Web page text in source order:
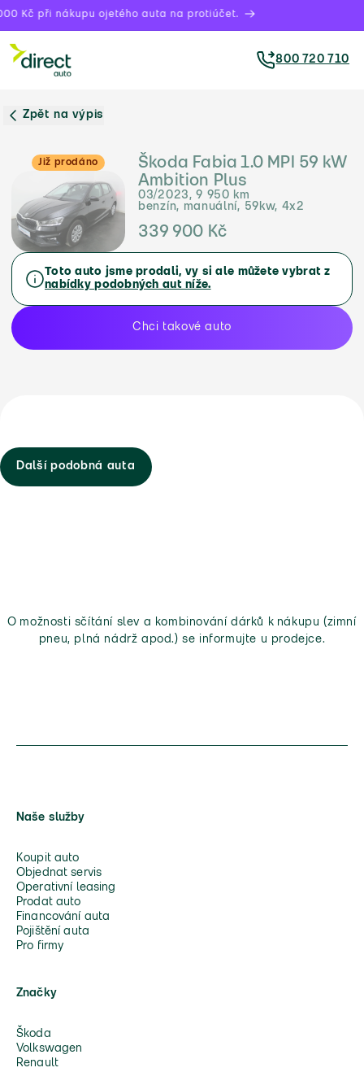
Kč při nákupu ojetého auta na protiúčet.
800 720 710
Zpět na výpis
Již prodáno
Škoda Fabia 1.0 MPI 59 kW
Ambition Plus
03/2023, 9 950 km
benzín, manuální, 59kw, 4x2
339 900 Kč
Toto auto jsme prodali, vy si ale můžete vybrat z
nabídky podobných aut níže.
Chci takové auto
Další podobná auta
O možnosti sčítání slev a kombinování dárků k nákupu (zimní
pneu, plná nádrž apod.) se informujte u prodejce.
Naše služby
Koupit auto
Objednat servis
Operativní leasing
Prodat auto
Financování auta
Pojištění auta
Pro firmy
Značky
Škoda
Volkswagen
Renault